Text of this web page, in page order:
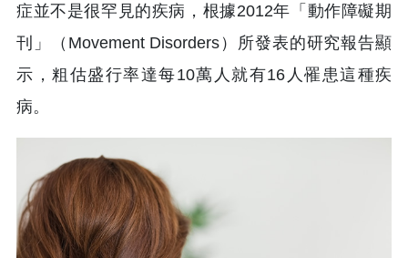
症並不是很罕見的疾病，根據2012年「動作障礙期
刊」（Movement Disorders）所發表的研究報告顯
示，粗估盛行率達每10萬人就有16人罹患這種疾
病。